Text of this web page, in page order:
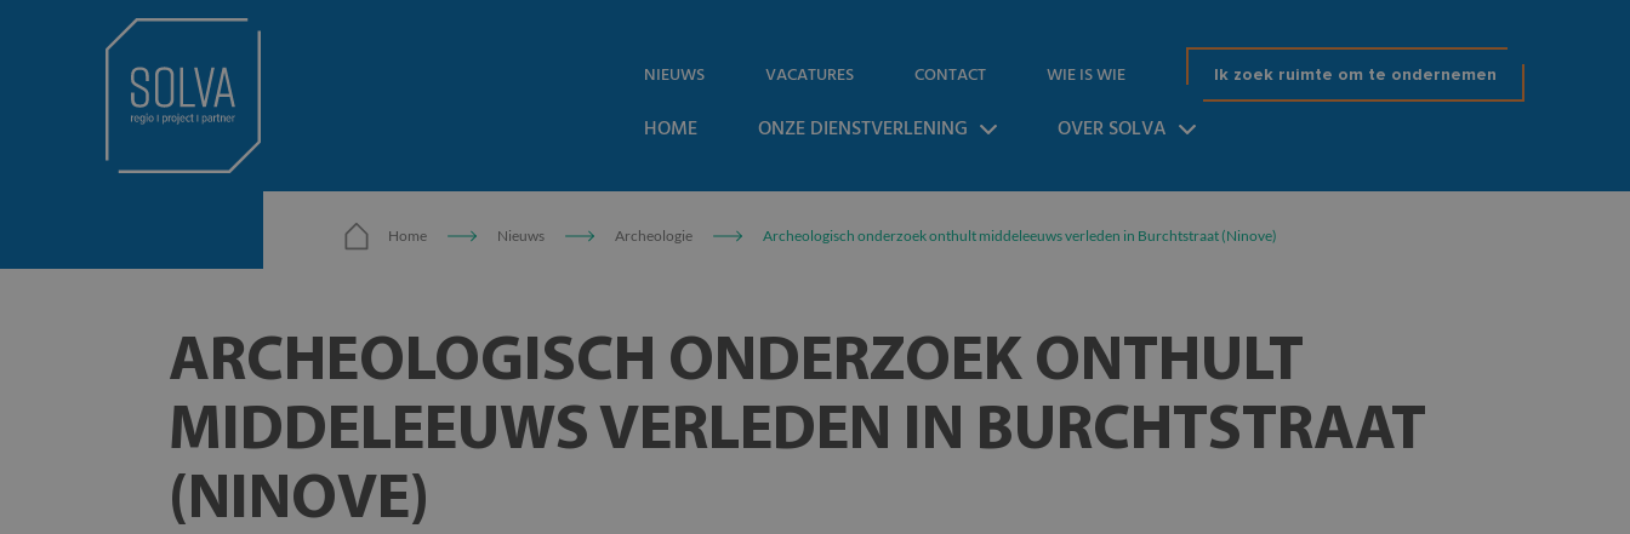
NIEUWS VACATURES CONTACT WIE IS WIE Ik zoek ruimte om te ondernemen
HOME ONZE DIENSTVERLENING OVER SOLVA
Home Nieuws Archeologie Archeologisch onderzoek onthult middeleeuws verleden in Burchtstraat (Ninove)
ARCHEOLOGISCH ONDERZOEK ONTHULT
MIDDELEEUWS VERLEDEN IN BURCHTSTRAAT
(NINOVE)